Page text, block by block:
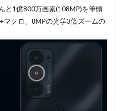
と1億800万画素(108MP)を筆頭
マクロ、8MPの光学3倍ズームの